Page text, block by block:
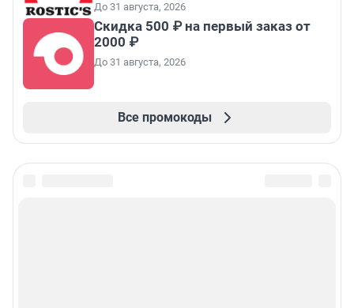
До 31 августа, 2026
Скидка 500 ₽ на первый заказ от
2000 ₽
До 31 августа, 2026
Все промокоды